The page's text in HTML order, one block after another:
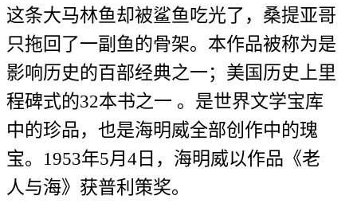
这条大马林鱼却被鲨鱼吃光了，桑提亚哥
只拖回了一副鱼的骨架。本作品被称为是
影响历史的百部经典之一；美国历史上里
程碑式的32本书之一 。是世界文学宝库
中的珍品，也是海明威全部创作中的瑰
宝。1953年5月4日，海明威以作品《老
人与海》获普利策奖。